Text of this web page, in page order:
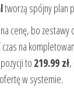
tworzą spójny plan
cenę, bo
czas na
to 219.99 zł,
w systemie.